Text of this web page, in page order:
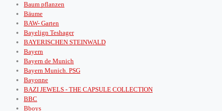
Baum pflanzen
Bäume
BAW- Garten
Bayelign Teshager
BAYERISCHEN STEINWALD
Bayern
Bayern de Munich
Bayern Munich. PSG
Bayonne
BAZI JEWELS - THE CAPSULE COLLECTION
BBC
Bboys